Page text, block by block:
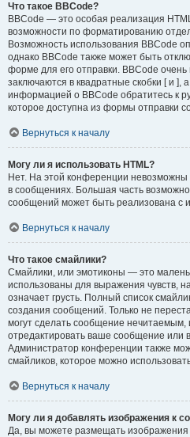
Что такое BBCode?
BBCode — это особая реализация
возможности по форматированию
Возможность использования BBCode
однако BBCode также может быть
форме для его отправки. BBCode
заключаются в квадратные скобки [ и ],
информацией о BBCode обратитесь к
которое доступна из формы отправки
Вернуться к началу
Могу ли я использовать HTML?
Нет. На этой конференции невозможны
в сообщениях. Большая часть
сообщений может быть реализована с
Вернуться к началу
Что такое смайлики?
Смайлики, или эмотиконы — это
использованы для выражения чувств,
означает грусть. Полный список
создания сообщений. Только не
могут сделать сообщение
отредактировать ваше сообщение или
Администратор конференции также
смайликов, которое можно
Вернуться к началу
Могу ли я добавлять изображения к
Да, вы можете размещать